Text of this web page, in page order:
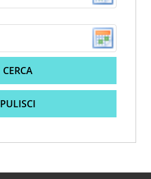
CERCA
PULISCI